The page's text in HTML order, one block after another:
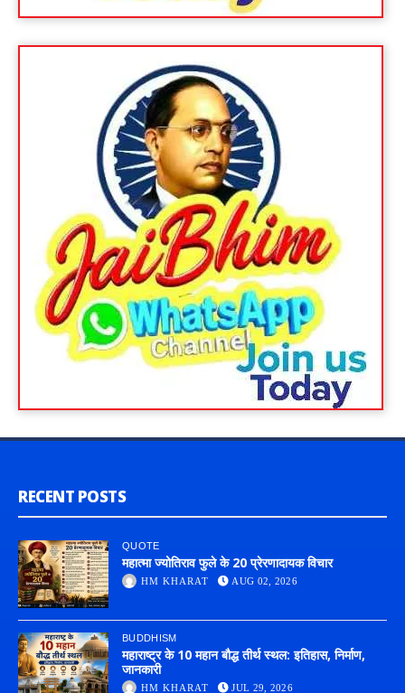
RECENT POSTS
QUOTE
महात्मा ज्योतिराव फुले के 20 प्रेरणादायक विचार
HM KHARAT AUG 02, 2026
BUDDHISM
महाराष्ट्र के 10 महान बौद्ध तीर्थ स्थल: इतिहास, निर्माण,
जानकारी
HM KHARAT JUL 29, 2026